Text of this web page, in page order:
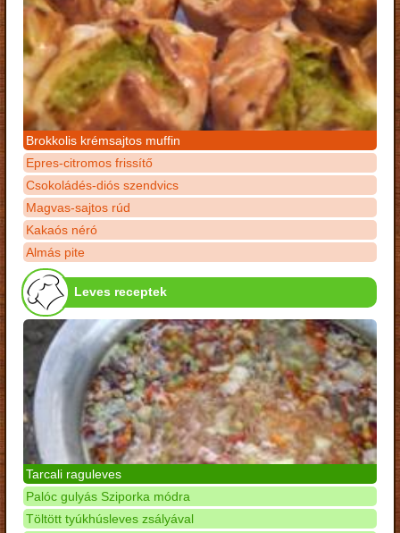
Brokkolis krémsajtos muffin
Epres-citromos frissítő
Csokoládés-diós szendvics
Magvas-sajtos rúd
Kakaós néró
Almás pite
Leves receptek
Tarcali raguleves
Palóc gulyás Sziporka módra
Töltött tyúkhúsleves zsályával